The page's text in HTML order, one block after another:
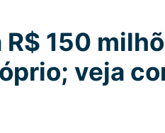
R$ 150
veja